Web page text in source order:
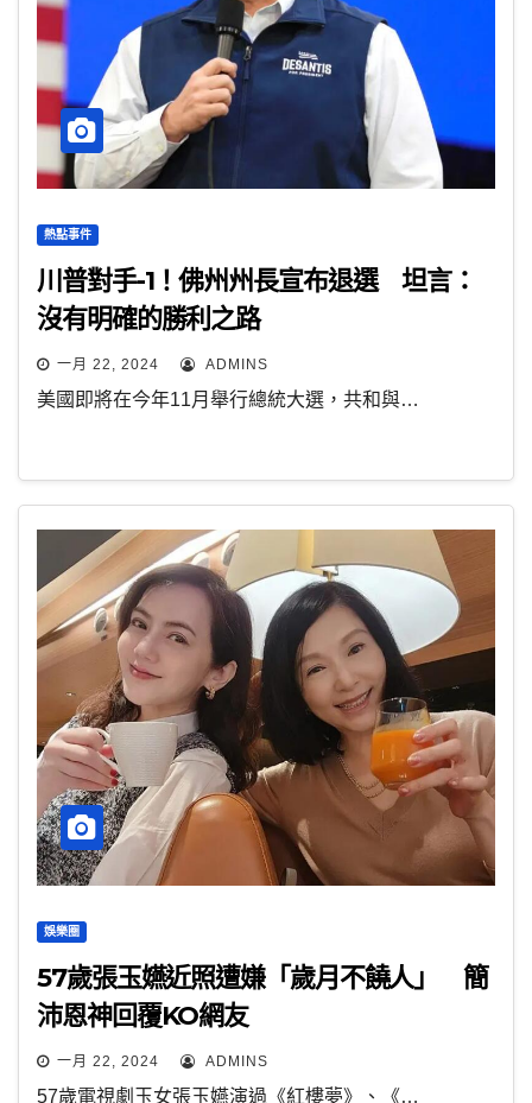
熱點事件
川普對手-1！佛州州長宣布退選 坦言：
沒有明確的勝利之路
一月 22, 2024 ADMINS
美國即將在今年11月舉行總統大選，共和與…
娛樂圈
57歲張玉嬿近照遭嫌「歲月不饒人」 簡
沛恩神回覆KO網友
一月 22, 2024 ADMINS
57歲電視劇玉女張玉嬿演過《紅樓夢》、《…